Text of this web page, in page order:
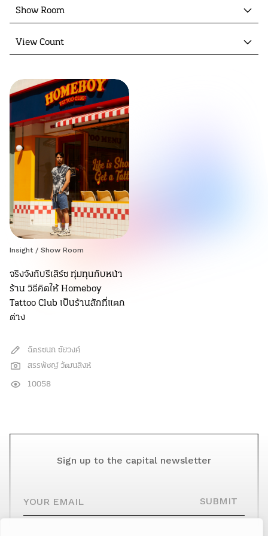
Show Room
View Count
Insight / Show Room
จริงจังกับรีเสิร์ช ทุ่มทุนกับหน้า
ร้าน วิธีคิดให้ Homeboy
Tattoo Club เป็นร้านสักที่แตก
ต่าง
ฉัตรชนก ชัยวงค์
สรรพัชญ์ วัฒนสิงห์
10058
Sign up to the capital newsletter
SUBMIT